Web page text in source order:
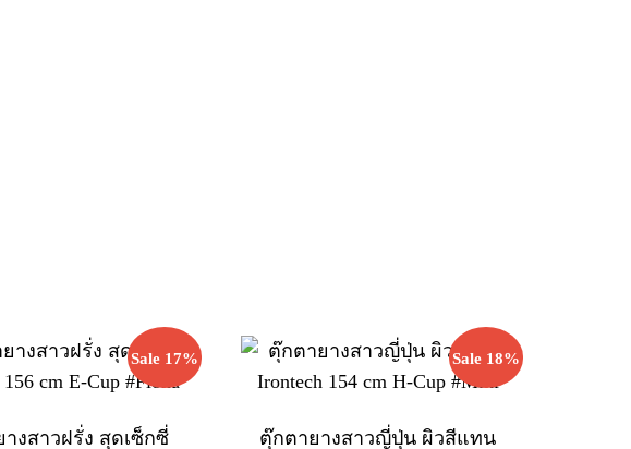
Sale 17%
งสาวฝรั่ง สุดเซ็กซี่
Sale 18%
ตุ๊กตายางสาวญี่ปุ่น ผิวสีแทน